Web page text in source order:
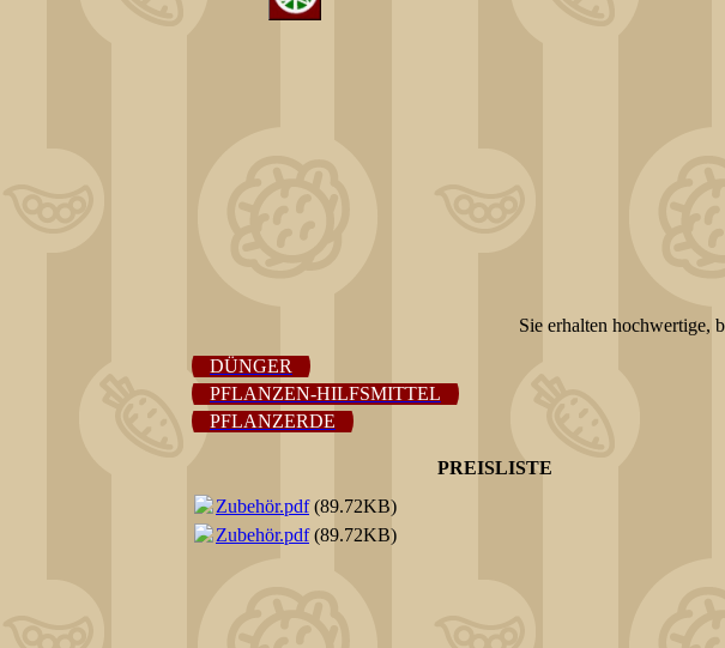
Sie erhalten hochwertige,
DÜNGER
PFLANZEN-HILFSMITTEL
PFLANZERDE
PREISLISTE
Zubehör.pdf(89.72KB)
Zubehör.pdf(89.72KB)